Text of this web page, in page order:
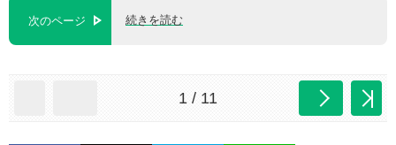
次のページ 続きを読む
1 / 11